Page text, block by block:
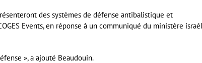
des systèmes de défense antibalistique et
Events, en réponse à un communiqué du ministère
», a ajouté Beaudouin.